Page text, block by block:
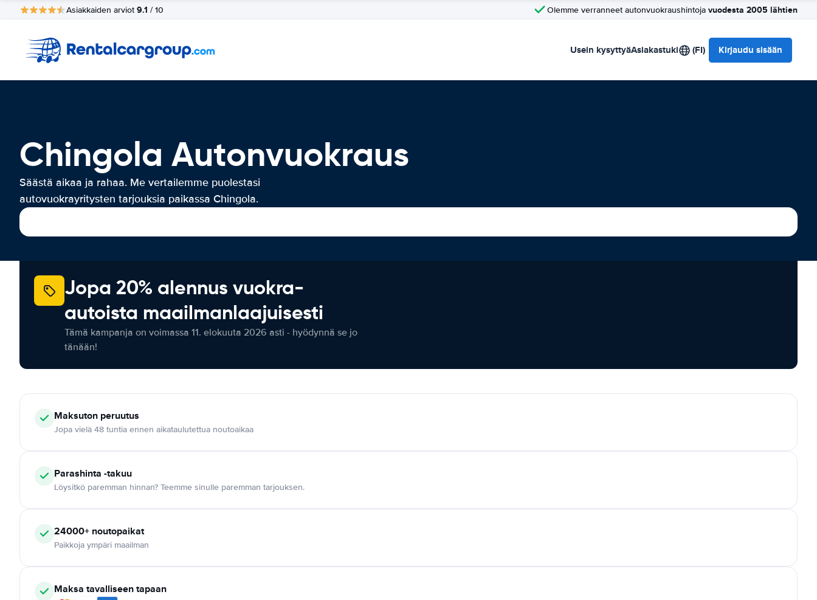
Asiakkaiden arviot 9.1 / 10 Olemme verranneet autonvuokraushintoja vuodesta 2005 lähtien
Usein kysyttyäAsiakastuki (FI) Kirjaudu sisään
Chingola Autonvuokraus
Säästä aikaa ja rahaa. Me vertailemme puolestasi
autovuokrayritysten tarjouksia paikassa Chingola.
Jopa 20% alennus vuokra-
autoista maailmanlaajuisesti
Tämä kampanja on voimassa 11. elokuuta 2026 asti - hyödynnä se jo
tänään!
Maksuton peruutus
Jopa vielä 48 tuntia ennen aikataulutettua noutoaikaa
Parashinta -takuu
Löysitkö paremman hinnan? Teemme sinulle paremman tarjouksen.
24000+ noutopaikat
Paikkoja ympäri maailman
Maksa tavalliseen tapaan